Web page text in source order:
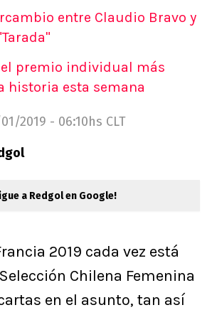
entre Claudio Bravo y
el premio individual más
historia esta semana
2019 - 06:10hs CLT
a Redgol en Google!
2019 cada vez está
Chilena Femenina
en el asunto, tan así